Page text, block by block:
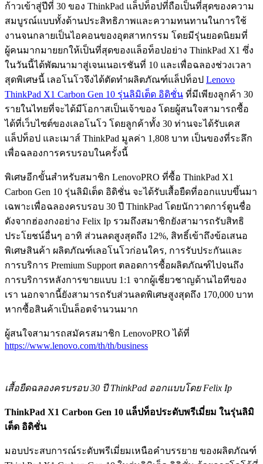
ก้าวเข้าสู่ปีที่ 30 ของ ThinkPad แล็ปท็อปที่ถือเป็นที่สุดของความ
สมบูรณ์แบบทั้งด้านประสิทธิภาพและความทนทานในการใช้
งานจนกลายเป็นไอคอนของอุตสาหกรรม โดยมีรุ่นยอดนิยมที่
ผู้คนมากมายยกให้เป็นที่สุดของแล็อท็อปอย่าง ThinkPad X1 ซึ่ง
ในวันนี้ได้พัฒนามาสู่เจนเนอเรชันที่ 10 และเพื่อฉลองช่วงเวลา
สุดพิเศษนี้ เลอโนโวจึงได้ตัดทำผลิตภัณฑ์แล็ปท็อป Lenovo
ThinkPad X1 Carbon Gen 10 รุ่นลิมิเต็ด อิดิชั่น ที่มีเพียงลูกค้า 30
รายในไทยที่จะได้มีโอกาสเป็นเจ้าของ โดยผู้สนใจสามารถซื้อ
ได้ที่เว็บไซต์ของเลอโนโว โดยลูกค้าทั้ง 30 ท่านจะได้รับเคส
แล็ปท็อป และเมาส์ ThinkPad มูลค่า 1,808 บาท เป็นของที่ระลึก
เพื่อฉลองการครบรอบในครั้งนี้
พิเศษอีกขั้นสำหรับสมาชิก LenovoPRO ที่ซื้อ ThinkPad X1
Carbon Gen 10 รุ่นลิมิเต็ด อิดิชั่น จะได้รับเสื้อยืดที่ออกแบบขึ้นมา
เฉพาะเพื่อฉลองครบรอบ 30 ปี ThinkPad โดยนักวาดการ์ตูนชื่อ
ดังจากฮ่องกงอย่าง Felix Ip รวมถึงสมาชิกยังสามารถรับสิทธิ
ประโยชน์อื่นๆ อาทิ ส่วนลดสูงสุดถึง 12%, สิทธิ์เข้าถึงข้อเสนอ
พิเศษสินค้า ผลิตภัณฑ์เลอโนโวก่อนใคร, การรับประกันและ
การบริการ Premium Support ตลอดการซื้อผลิตภัณฑ์ไปจนถึง
การบริการหลังการขายแบบ 1:1 จากผู้เชี่ยวชาญด้านไอทีของ
เรา นอกจากนี้ยังสามารถรับส่วนลดพิเศษสูงสุดถึง 170,000 บาท
หากซื้อสินค้าเป็นล็อตจำนวนมาก
ผู้สนใจสามารถสมัครสมาชิก LenovoPRO ได้ที่
https://www.lenovo.com/th/th/business
เสื้อยืดฉลองครบรอบ 30 ปีThinkPad ออกแบบโดย Felix Ip
ThinkPad X1 Carbon Gen 10 แล็ปท็อประดับพรีเมี่ยม ในรุ่นลิมิ
เต็ด อิดิชั่น
มอบประสบการณ์ระดับพรีเมี่ยมเหนือคำบรรยาย ของผลิตภัณฑ์